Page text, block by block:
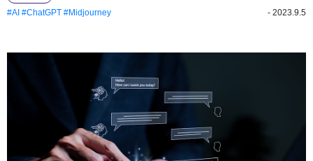
#AI #ChatGPT #Midjourney - 2023.9.5